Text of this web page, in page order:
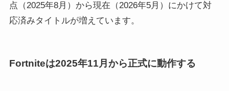
点（2025年8月）から現在（2026年5月）にかけて対
応済みタイトルが増えています。
Fortniteは2025年11月から正式に動作する